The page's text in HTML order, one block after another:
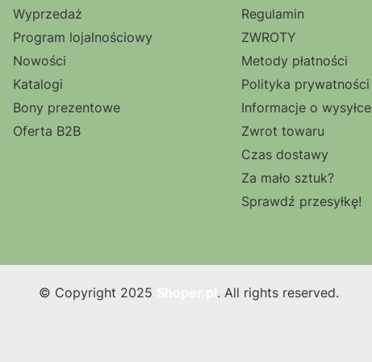
Wyprzedaż
Program lojalnościowy
Nowości
Katalogi
Bony prezentowe
Oferta B2B
Regulamin
ZWROTY
Metody płatności
Polityka prywatności
Informacje o wysyłce
Zwrot towaru
Czas dostawy
Za mało sztuk?
Sprawdź przesyłkę!
© Copyright 2025 . All rights reserved.